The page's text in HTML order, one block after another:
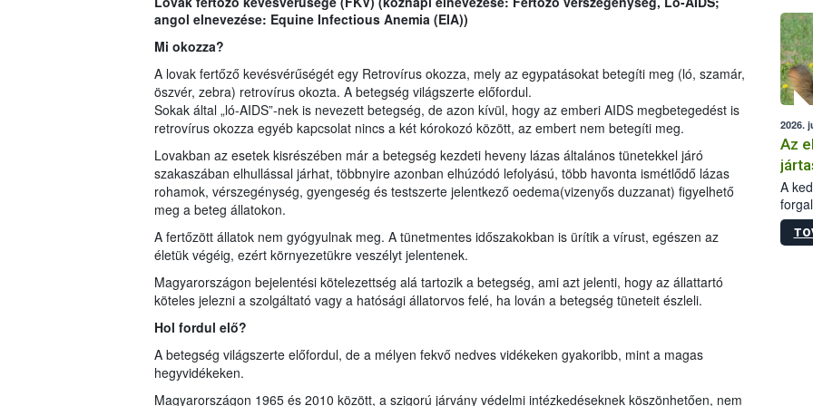
angol elnevezése: Equine Infectious Anemia (EIA))
Mi okozza?
A lovak fertőző kevésvérűségét egy Retrovírus okozza, mely az egypatásokat betegíti meg (ló, szamár,
öszvér, zebra) retrovírus okozta. A betegség világszerte előfordul.
Sokak által „ló-AIDS”-nek is nevezett betegség, de azon kívül, hogy az emberi AIDS megbetegedést is
retrovírus okozza egyéb kapcsolat nincs a két kórokozó között, az embert nem betegíti meg.
Lovakban az esetek kisrészében már a betegség kezdeti heveny lázas általános tünetekkel járó
szakaszában elhullással járhat, többnyire azonban elhúzódó lefolyású, több havonta ismétlődő lázas
rohamok, vérszegénység, gyengeség és testszerte jelentkező oedema(vizenyős duzzanat) figyelhető
meg a beteg állatokon.
A fertőzött állatok nem gyógyulnak meg. A tünetmentes időszakokban is ürítik a vírust, egészen az
életük végéig, ezért környezetükre veszélyt jelentenek.
Magyarországon bejelentési kötelezettség alá tartozik a betegség, ami azt jelenti, hogy az állattartó
köteles jelezni a szolgáltató vagy a hatósági állatorvos felé, ha lován a betegség tüneteit észleli.
Hol fordul elő?
A betegség világszerte előfordul, de a mélyen fekvő nedves vidékeken gyakoribb, mint a magas
hegyvidékeken.
Magyarországon 1965 és 2010 között, a szigorú járvány védelmi intézkedéseknek köszönhetően, nem
2026.
Az
A